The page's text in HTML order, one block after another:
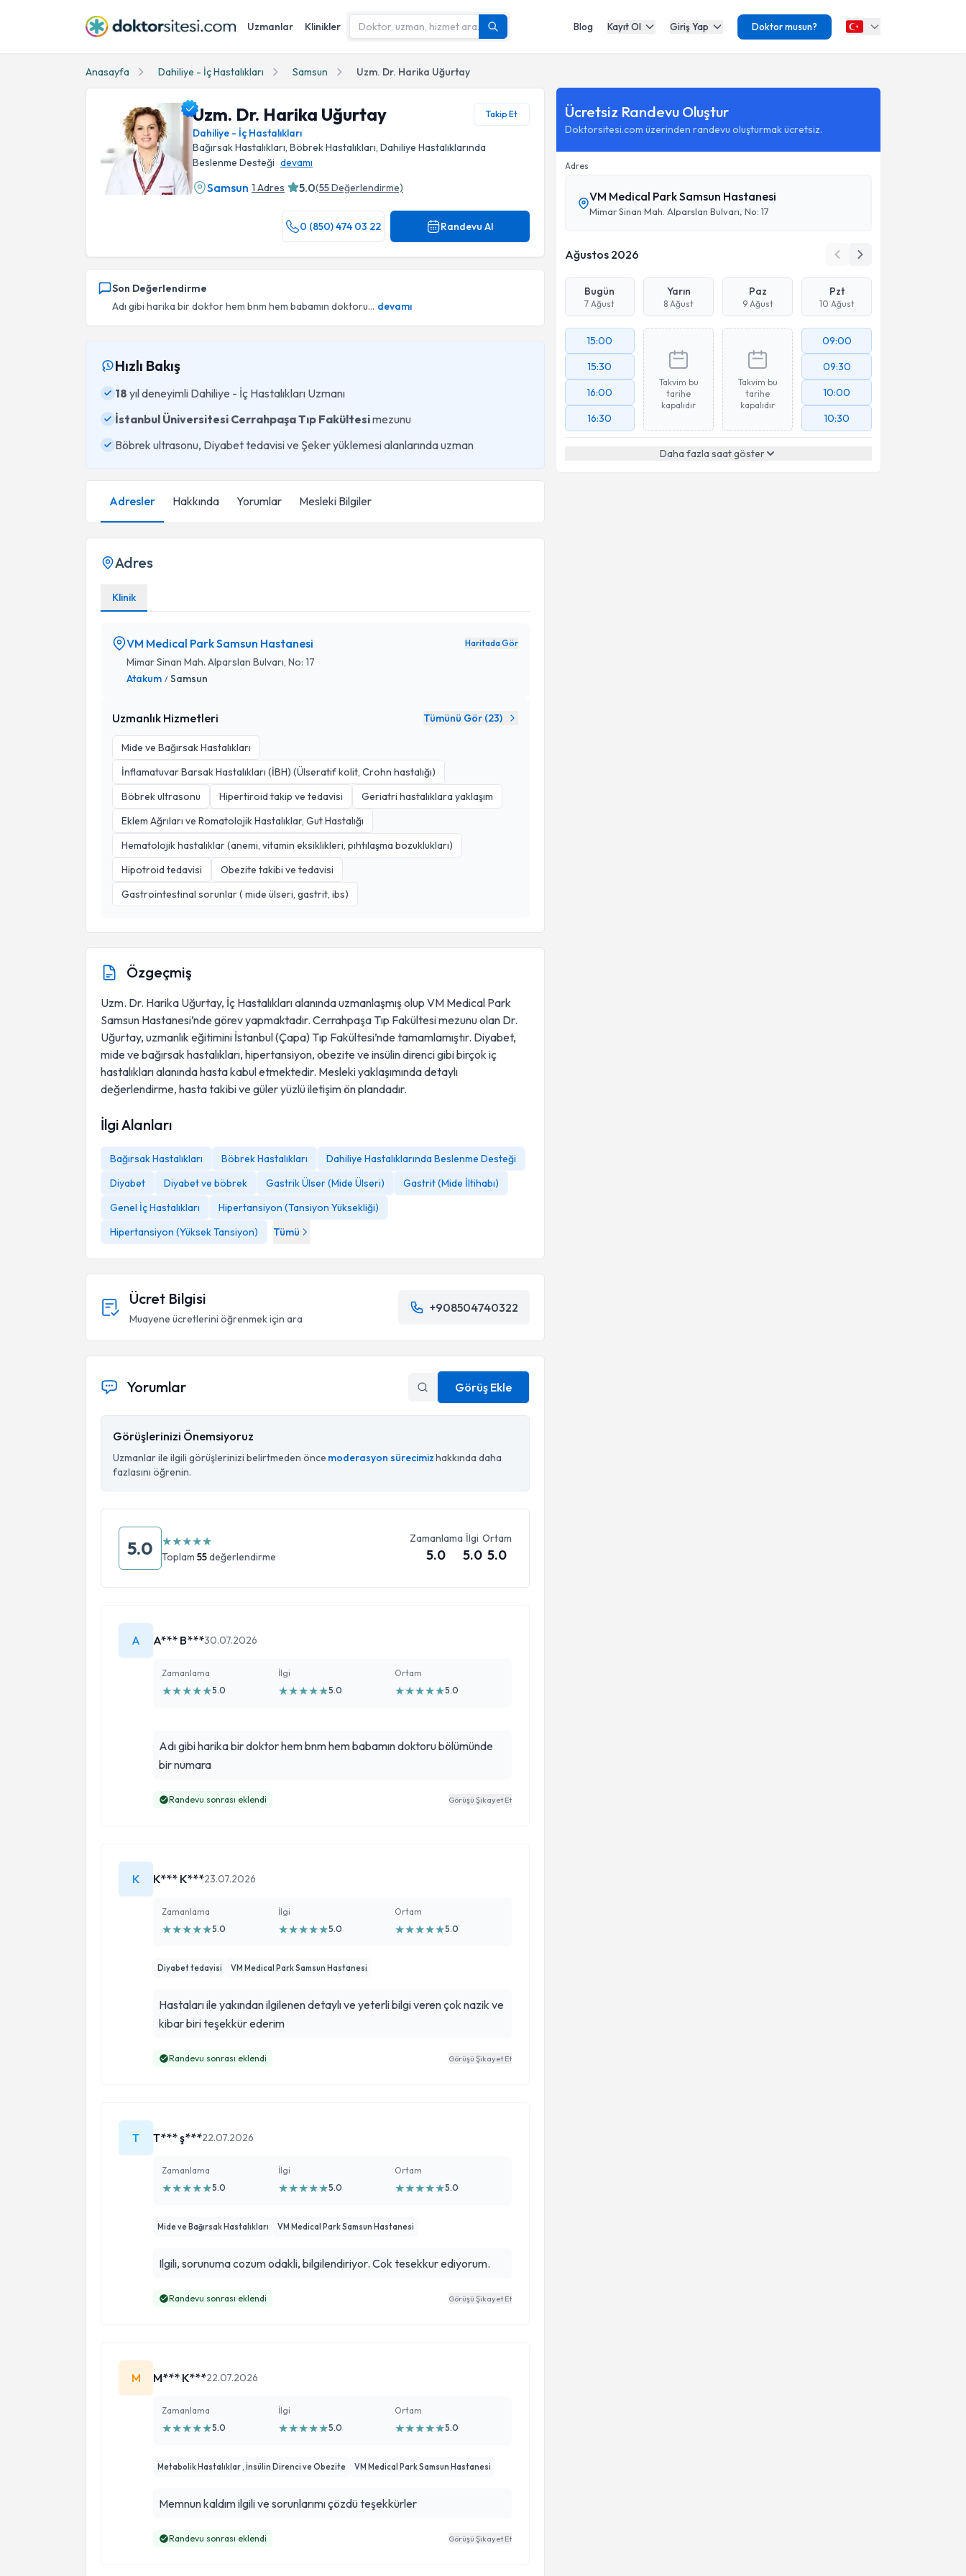
Uzmanlar Klinikler Blog Kayıt Ol Giriş Yap Doktor musun?
Anasayfa Dahiliye - İç Hastalıkları Samsun Uzm. Dr. Harika Uğurtay
Uzm. Dr. Harika Uğurtay Takip Et
Dahiliye - İç Hastalıkları
Bağırsak Hastalıkları, Böbrek Hastalıkları, Dahiliye Hastalıklarında
Beslenme Desteği devamı
Samsun 1 Adres 5.0(55Değerlendirme)
0 (850) 474 03 22 Randevu Al
Son Değerlendirme
Adı gibi harika bir doktor hem bnm hem babamın doktoru... devamı
Hızlı Bakış
18 yıl deneyimli Dahiliye - İç Hastalıkları Uzmanı
İstanbul Üniversitesi Cerrahpaşa Tıp Fakültesimezunu
Böbrek ultrasonu, Diyabet tedavisi ve Şeker yüklemesi alanlarında uzman
Adresler Hakkında Yorumlar Mesleki Bilgiler
Adres
Klinik
VM Medical Park Samsun Hastanesi Haritada Gör
Mimar Sinan Mah. Alparslan Bulvarı, No: 17
Atakum / Samsun
Uzmanlık Hizmetleri Tümünü Gör (23)
Mide ve Bağırsak Hastalıkları
İnflamatuvar Barsak Hastalıkları (İBH) (Ülseratif kolit, Crohn hastalığı)
Böbrek ultrasonu
Hipertiroid takip ve tedavisi
Geriatri hastalıklara yaklaşım
Eklem Ağrıları ve Romatolojik Hastalıklar, Gut Hastalığı
Hematolojik hastalıklar (anemi, vitamin eksiklikleri, pıhtılaşma bozuklukları)
Hipotroid tedavisi
Obezite takibi ve tedavisi
Gastrointestinal sorunlar ( mide ülseri, gastrit, ibs)
Özgeçmiş
Uzm. Dr. Harika Uğurtay, İç Hastalıkları alanında uzmanlaşmış olup VM Medical Park
Samsun Hastanesi’nde görev yapmaktadır. Cerrahpaşa Tıp Fakültesi mezunu olan Dr.
Uğurtay, uzmanlık eğitimini İstanbul (Çapa) Tıp Fakültesi’nde tamamlamıştır. Diyabet,
mide ve bağırsak hastalıkları, hipertansiyon, obezite ve insülin direnci gibi birçok iç
hastalıkları alanında hasta kabul etmektedir. Mesleki yaklaşımında detaylı
değerlendirme, hasta takibi ve güler yüzlü iletişim ön plandadır.
İlgi Alanları
Bağırsak Hastalıkları Böbrek Hastalıkları
Dahiliye Hastalıklarında Beslenme Desteği
Diyabet
Diyabet ve böbrek Gastrik Ülser (Mide Ülseri)
Gastrit (Mide İltihabı)
Genel İç Hastalıkları
Hipertansiyon (Tansiyon Yüksekliği)
Hipertansiyon (Yüksek Tansiyon)
Tümü
Ücret Bilgisi
Muayene ücretlerini öğrenmek için ara
+908504740322
Yorumlar Görüş Ekle
Görüşlerinizi Önemsiyoruz
Uzmanlar ile ilgili görüşlerinizi belirtmeden önce moderasyon sürecimizhakkında daha
fazlasını öğrenin.
5.0 ★★★★★
Toplam 55değerlendirme
Zamanlama
5.0
İlgi
5.0
Ortam
5.0
A A*** B***30.07.2026
Zamanlama
★★★★★5.0
İlgi
★★★★★5.0
Ortam
★★★★★5.0
Adı gibi harika bir doktor hem bnm hem babamın doktoru bölümünde
bir numara
Randevu sonrası eklendi Görüşü Şikayet Et
K K*** K***23.07.2026
Zamanlama
★★★★★5.0
İlgi
★★★★★5.0
Ortam
★★★★★5.0
Diyabet tedavisi VM Medical Park Samsun Hastanesi
Hastaları ile yakından ilgilenen detaylı ve yeterli bilgi veren çok nazik ve
kibar biri teşekkür ederim
Randevu sonrası eklendi Görüşü Şikayet Et
T T*** ş***22.07.2026
Zamanlama
★★★★★5.0
İlgi
★★★★★5.0
Ortam
★★★★★5.0
Mide ve Bağırsak Hastalıkları VM Medical Park Samsun Hastanesi
Ilgili, sorunuma cozum odakli, bilgilendiriyor. Cok tesekkur ediyorum.
Randevu sonrası eklendi Görüşü Şikayet Et
M M*** K***22.07.2026
Zamanlama
★★★★★5.0
İlgi
★★★★★5.0
Ortam
★★★★★5.0
Metabolik Hastalıklar , İnsülin Direnci ve Obezite VM Medical Park Samsun Hastanesi
Memnun kaldım ilgili ve sorunlarımı çözdü teşekkürler
Randevu sonrası eklendi Görüşü Şikayet Et
Ücretsiz Randevu Oluştur
Doktorsitesi.com üzerinden randevu oluşturmak ücretsiz.
Adres
VM Medical Park Samsun Hastanesi
Mimar Sinan Mah. Alparslan Bulvarı, No: 17
Ağustos 2026
Bugün
7 Ağust
Yarın
8 Ağust
Paz
9 Ağust
Pzt
10 Ağust
15:00
15:30
16:00
16:30
Takvim bu
tarihe
kapalıdır
Takvim bu
tarihe
kapalıdır
09:00
09:30
10:00
10:30
Daha fazla saat göster